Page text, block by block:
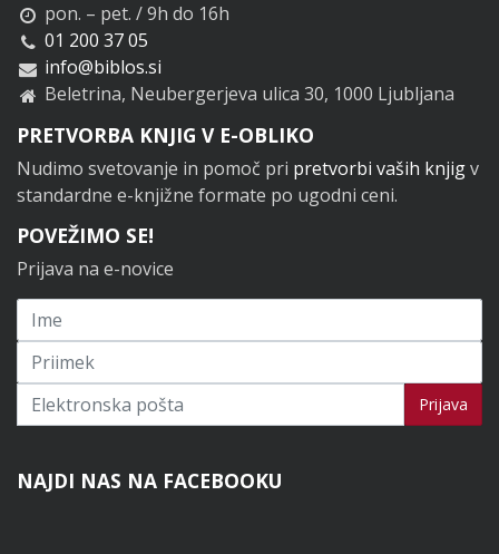
pon. – pet. / 9h do 16h
01 200 37 05
info@biblos.si
Beletrina, Neubergerjeva ulica 30, 1000 Ljubljana
PRETVORBA KNJIG V E-OBLIKO
Nudimo svetovanje in pomoč pri pretvorbi vaših knjigv
standardne e-knjižne formate po ugodni ceni.
POVEŽIMO SE!
Prijava na e-novice
Prijavi se na novice Prijava
NAJDI NAS NA FACEBOOKU